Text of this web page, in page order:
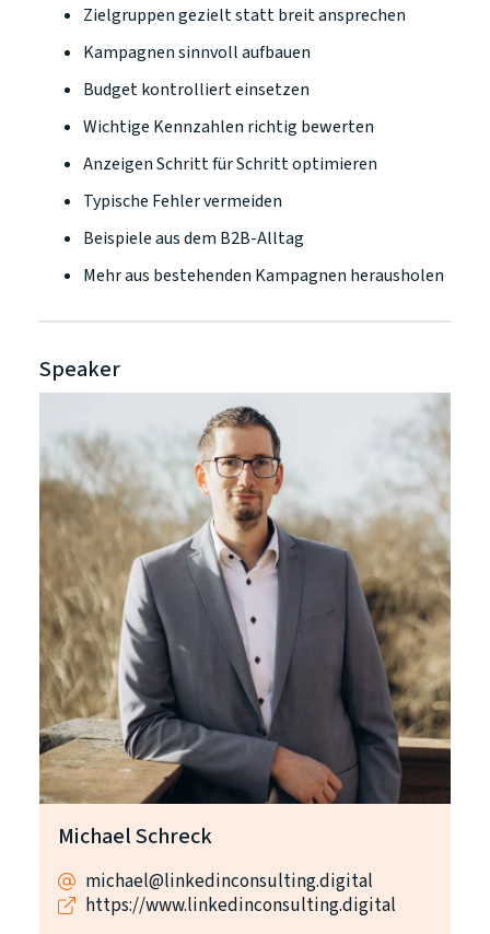
Zielgruppen gezielt statt breit ansprechen
Kampagnen sinnvoll aufbauen
Budget kontrolliert einsetzen
Wichtige Kennzahlen richtig bewerten
Anzeigen Schritt für Schritt optimieren
Typische Fehler vermeiden
Beispiele aus dem B2B-Alltag
Mehr aus bestehenden Kampagnen herausholen
Speaker
Michael Schreck
michael@linkedinconsulting.digital
https://www.linkedinconsulting.digital